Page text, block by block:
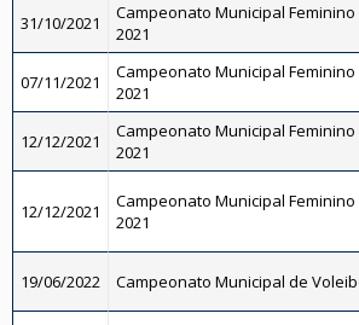
31/10/2021
Campeonato Municipal Feminino
2021
07/11/2021
Campeonato Municipal Feminino
2021
12/12/2021
Campeonato Municipal Feminino
2021
12/12/2021
Campeonato Municipal Feminino
2021
19/06/2022 Campeonato Municipal de